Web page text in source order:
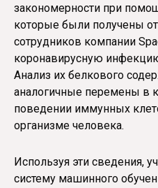
закономерности при
которые были получены
сотрудников компании
коронавирусную
Анализ их белкового
аналогичные перемены в
поведении иммунных
организме человека.
Используя эти сведения,
систему машинного